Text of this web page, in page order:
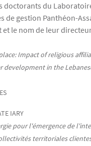
doctorants du
de gestion Panthéon-
le nom de leur
Impact of religious
development in the
IARY
pour l'émergence de
territoriales